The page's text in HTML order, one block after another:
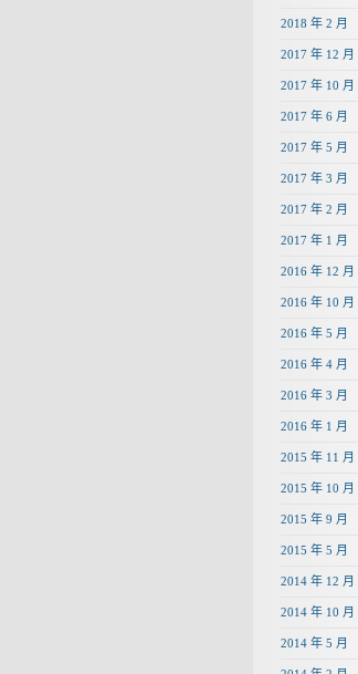
2018 年 2 月
2017 年 12 月
2017 年 10 月
2017 年 6 月
2017 年 5 月
2017 年 3 月
2017 年 2 月
2017 年 1 月
2016 年 12 月
2016 年 10 月
2016 年 5 月
2016 年 4 月
2016 年 3 月
2016 年 1 月
2015 年 11 月
2015 年 10 月
2015 年 9 月
2015 年 5 月
2014 年 12 月
2014 年 10 月
2014 年 5 月